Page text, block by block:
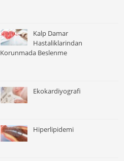
Kalp Damar
Hastaliklarindan
Korunmada Beslenme
Ekokardiyografi
Hiperlipidemi